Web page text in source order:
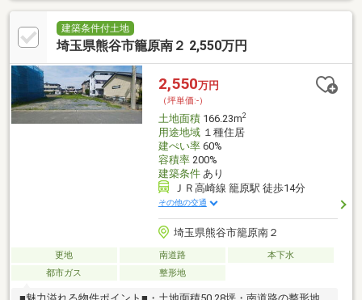
で徒歩14分で通勤通学にも便利・三尻小学校まで徒歩19分、三尻
中学校まで徒歩12分不動産から注文住宅・リフォーム・お庭づく
り、アパート・マンションのご紹介、さらには土地活用まで、お
ます。
建築条件付土地
埼玉県熊谷市籠原南２ 2,550万円
2,550万円
（坪単価:-）
土地面積166.23m2
用途地域１種住居
建ぺい率60%
容積率200%
建築条件あり
ＪＲ高崎線 籠原駅 徒歩14分
その他の交通
埼玉県熊谷市籠原南２
更地 南道路
本下水
都市ガス
整形地